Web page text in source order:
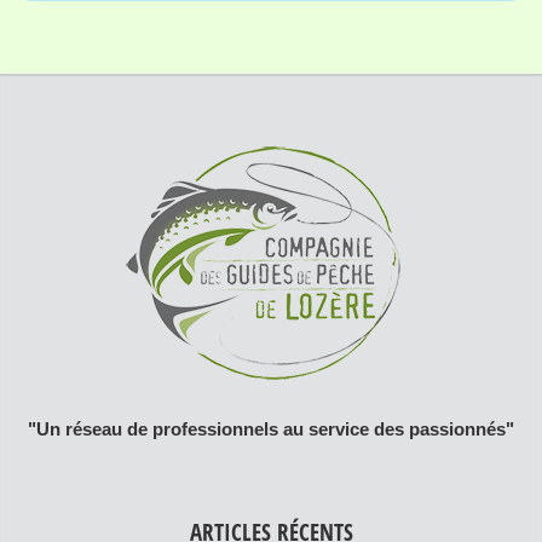
"Un réseau de professionnels au service des passionnés"
ARTICLES RÉCENTS